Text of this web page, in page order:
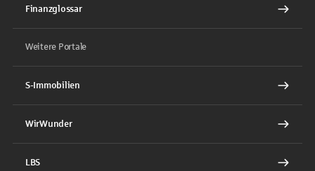
Finanzglossar
Weitere Portale
S-Immobilien
WirWunder
LBS